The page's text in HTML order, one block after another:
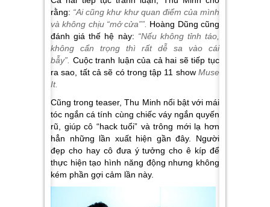
rằng: “Ai cũng khư khư quan điểm của mình
và không chịu “mở cửa””. Hoàng Dũng cũng
đánh giá thế hệ này: “Nếu không tỉnh táo,
không cẩn trọng thì rất dễ sa vào cái
bẫy”. Cuộc tranh luận của cả hai sẽ tiếp tục
ra sao, tất cả sẽ có trong tập 11 show Muse
It.
Cũng trong teaser, Thu Minh nổi bật với mái
tóc ngắn cá tính cùng chiếc váy ngắn quyến
rũ, giúp cô “hack tuổi” và trông mới lạ hơn
hẳn những lần xuất hiện gần đây. Người
đẹp cho hay cô đưa ý tưởng cho ê kíp để
thực hiện tạo hình năng động nhưng không
kém phần gợi cảm lần này.